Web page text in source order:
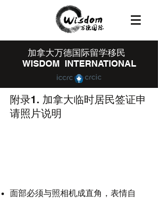
​加拿大万德国际留学移民
WISDOM INTERNATIONAL
附录1. 加拿大临时居民签证申
请照片说明
面部必须与照相机成直角，表情自